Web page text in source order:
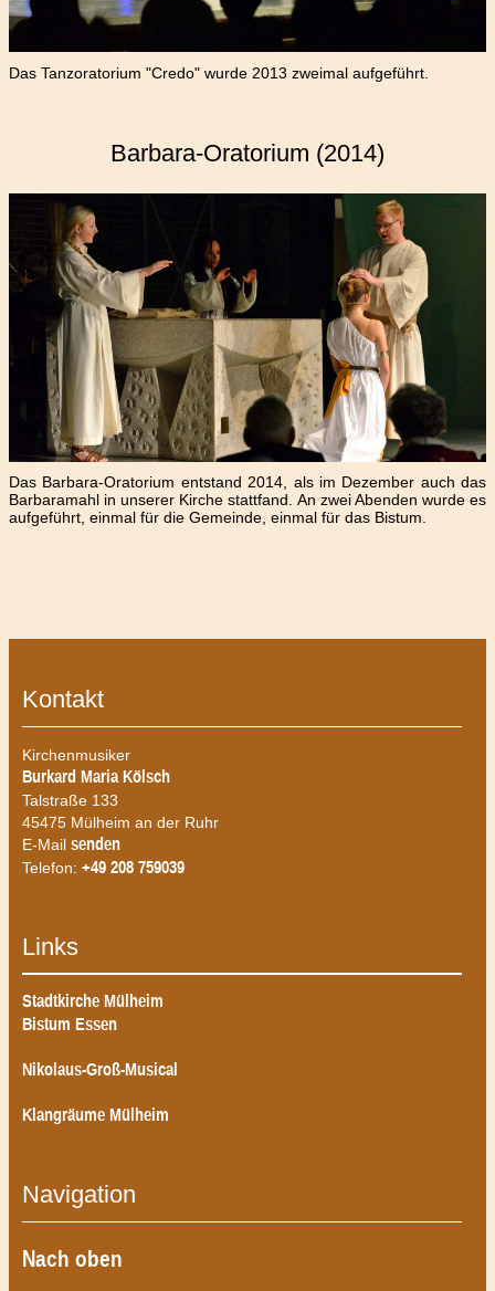
Das Tanzoratorium "Credo" wurde 2013 zweimal aufgeführt.
Barbara-Oratorium (2014)
Das Barbara-Oratorium entstand 2014, als im Dezember auch das
Barbaramahl in unserer Kirche stattfand. An zwei Abenden wurde es
aufgeführt, einmal für die Gemeinde, einmal für das Bistum.
Kontakt
Kirchenmusiker
Burkard Maria Kölsch
Talstraße 133
45475 Mülheim an der Ruhr
E-Mailsenden
Telefon:+49 208 759039
Links
Stadtkirche Mülheim
Bistum Essen
Nikolaus-Groß-Musical
Klangräume Mülheim
Navigation
Nach oben